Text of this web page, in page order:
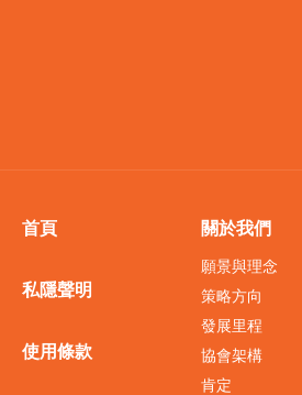
首頁
私隱聲明
使用條款
關於我們
願景與理念
策略方向
發展里程
協會架構
肯定